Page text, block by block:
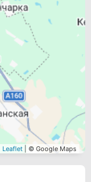
Leaflet | © Google Maps